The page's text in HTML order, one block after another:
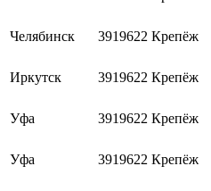
Челябинск 3919622 Крепёж
Иркутск 3919622 Крепёж
Уфа 3919622 Крепёж
Уфа 3919622 Крепёж